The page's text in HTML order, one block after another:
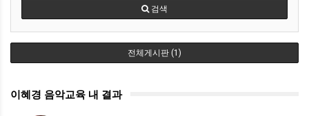
검색
전체게시판 (1)
이혜경 음악교육 내 결과